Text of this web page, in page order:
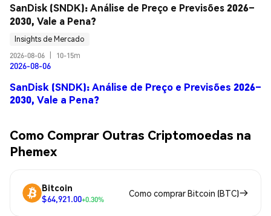
SanDisk (SNDK): Análise de Preço e Previsões 2026–
2030, Vale a Pena?
Insights de Mercado
2026-08-06
10-15m
2026-08-06
SanDisk (SNDK): Análise de Preço e Previsões 2026–
2030, Vale a Pena?
Como Comprar Outras Criptomoedas na
Phemex
Bitcoin
$64,921.00+0.30%
Como comprar Bitcoin (BTC)